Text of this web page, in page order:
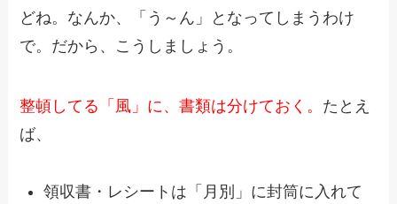
どね。なんか、「う～ん」となってしまうわけ
で。だから、こうしましょう。
整頓してる「風」に、書類は分けておく。 たとえ
ば、
領収書・レシートは「月別」に封筒に入れて